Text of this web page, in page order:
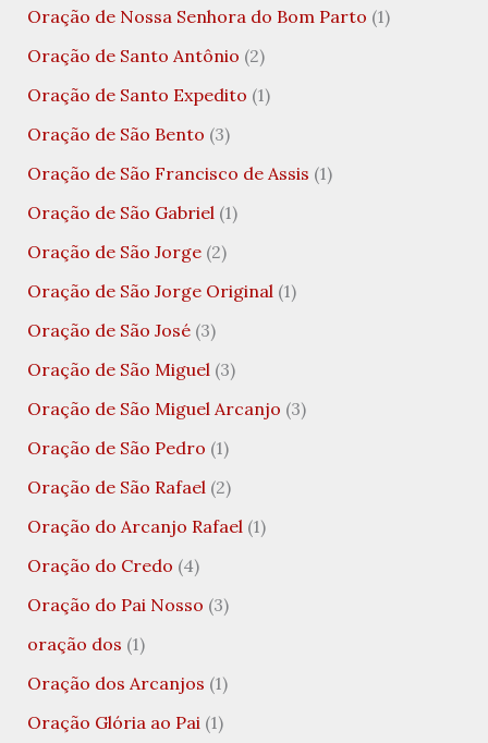
Oração de Nossa Senhora do Bom Parto (1)
Oração de Santo Antônio (2)
Oração de Santo Expedito (1)
Oração de São Bento (3)
Oração de São Francisco de Assis (1)
Oração de São Gabriel(1)
Oração de São Jorge(2)
Oração de São Jorge Original(1)
Oração de São José(3)
Oração de São Miguel(3)
Oração de São Miguel Arcanjo (3)
Oração de São Pedro (1)
Oração de São Rafael(2)
Oração do Arcanjo Rafael(1)
Oração do Credo (4)
Oração do Pai Nosso (3)
oração dos (1)
Oração dos Arcanjos (1)
Oração Glória ao Pai(1)